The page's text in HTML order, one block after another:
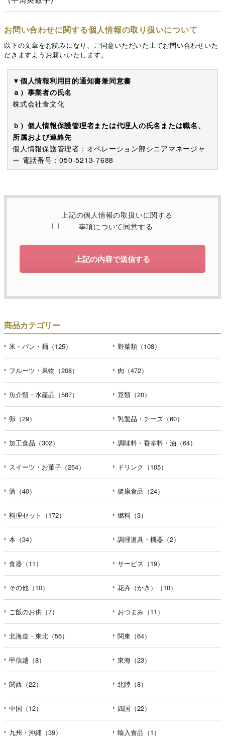
お問い合わせに関する個人情報の取り扱いについて
以下の文章をお読みになり、ご同意いただいた上でお問い合わせいた
だきますようお願いいたします。
▼個人情報利用目的通知書兼同意書
ａ）事業者の氏名
株式会社食文化
ｂ）個人情報保護管理者または代理人の氏名または職名、
所属および連絡先
個人情報保護管理者：オペレーション部シニアマネージャ
ー 電話番号：050-5213-7688
本お問い合わせフォームでご提供いただく個人情報は、お
関する情報を電子メールや電話等でご提供するために利用
d）個人情報を第三者に提供することが予定される場合の事
本人の同意がある場合または法令に基づく場合を除き、取
定の水準に達していると認めた委託者に業務委託の目的で
f）開示対象個人情報の開示等および問合せ窓口について
ご本人からの求めにより、当社が保有する開示対象個人情
報の利用目的の通知・開示・内容の訂正・追加または削
除・利用の停止・消去および第三者への提供の停止（「開
示等」といいます。）に応じます。開示等のお問合せは下
記の連絡先までお願い致します。
g）本人が個人情報を与えることの任意性及び当該情報を与
個人情報の提供は任意と致しますが、当社が依頼する情報
の提供がない場合、内容が正確でない場合はサービスの提
供やご対応等に支障をきたす可能性がございますのでご了
承下さい。
h）弊社は、弊社のウェブサイトへのアクセス状況につい
て、アクセスログ、Cookie（クッキー）等を用いて管理し
ています。これらには、お客様のお名前、ご住所、電話番
号、電子メールアドレスなど、お客様を特定する個人情報
は一切含まれておりません。
個人情報に関する問合わせ窓口
個人情報保護管理者：オペレーション部シニアマネージャ
ー
〒106-0044 東京都港区東麻布一丁目２７番１号 東麻布食
文化ビル４階
ＴＥＬ：050-5213-7688
ＦＡＸ：047-401-6847
上記の個人情報の取扱いに関する
事項について同意する
上記の内容で送信する
商品カテゴリー
米・パン・麺（125） 野菜類（108）
フルーツ・果物（208） 肉（472）
魚介類・水産品（587） 豆類（20）
卵（29） 乳製品・チーズ（60）
加工食品（302） 調味料・香辛料・油（64）
スイーツ・お菓子（254） ドリンク（105）
酒（40） 健康食品（24）
料理セット（172） 燃料（3）
本（34） 調理道具・機器（2）
食器（11） サービス（19）
その他（10） 花卉（かき）（10）
ご飯のお供（7） おつまみ（11）
北海道・東北（56） 関東（64）
甲信越（8） 東海（23）
関西（22） 北陸（8）
中国（12） 四国（22）
九州・沖縄（39） 輸入食品（1）